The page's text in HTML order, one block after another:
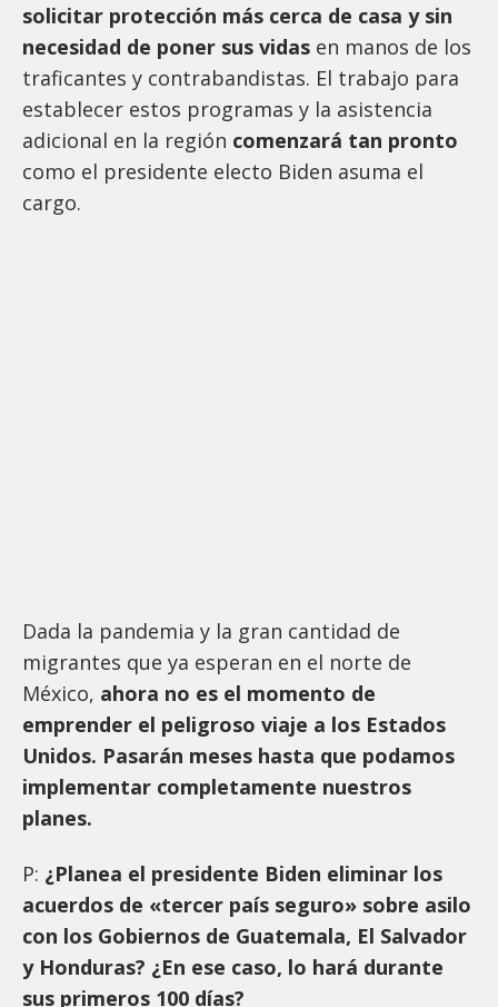
solicitar protección más cerca de casa y sin
necesidad de poner sus vidas en manos de los
traficantes y contrabandistas. El trabajo para
establecer estos programas y la asistencia
adicional en la región comenzará tan pronto
como el presidente electo Biden asuma el
cargo.
Dada la pandemia y la gran cantidad de
migrantes que ya esperan en el norte de
México, ahora no es el momento de
emprender el peligroso viaje a los Estados
Unidos. Pasarán meses hasta que podamos
implementar completamente nuestros
planes.
P: ¿Planea el presidente Biden eliminar los
acuerdos de «tercer país seguro» sobre asilo
con los Gobiernos de Guatemala, El Salvador
y Honduras? ¿En ese caso, lo hará durante
sus primeros 100 días?